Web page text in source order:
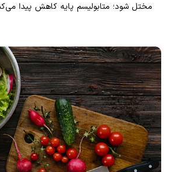
مختل شود؛ متابولیسم پایه کاهش پیدا